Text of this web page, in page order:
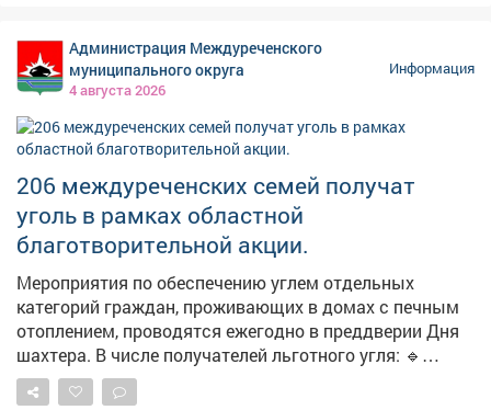
Во дворах тоже работают помпы. ➡️Поставил задачу
МБУ «Защита населения» полностью расчистить
шандор - сегодня сам заехал, проверил, как
работу с жителями - расскажем, куда обращаться в
такой ситуации: в первую очередь - в районную
администрацию и ЕДДС. ➡️Параллельно продолжаем
мониторинг водопропускных канав, труб и закрытых
коллекторов - поддерживаем их в рабочем состоянии.
Администрация Междуреченского
муниципального округа
4 августа 2026
Информация
206 междуреченских семей получат
уголь в рамках областной
благотворительной акции.
Мероприятия по обеспечению углем отдельных
категорий граждан, проживающих в домах с печным
отоплением, проводятся ежегодно в преддверии Дня
шахтера. В числе получателей льготного угля: 🔹
одинокие пенсионеры; 🔹 малоимущие семьи с детьми
и граждане, попавшие в трудную жизненную